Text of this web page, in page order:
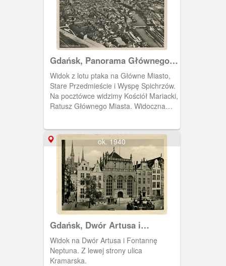
Gdańsk, Panorama Głównego
Miasta i Starego Przedmieścia
Widok z lotu ptaka na Główne Miasto,
Stare Przedmieście i Wyspę Spichrzów.
Na pocztówce widzimy Kościół Mariacki,
Ratusz Głównego Miasta. Widoczna
części widoczne kościoły Starego
Przedmieścia. Zdjęcie: Luftaufnahmen
Aerokartographisches Institut A.G.,
Breslau fur die Danziger Neuesten
Nachrichten
ok. 1940
Gdańsk, Dwór Artusa i
Fontanna Neptuna
Widok na Dwór Artusa i Fontannę
Neptuna. Z lewej strony ulica
Kramarska.